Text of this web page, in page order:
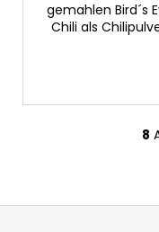
gemahlen Bird´s
Chili als
8
F